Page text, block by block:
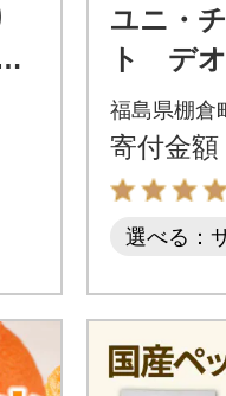
ユニ・
ト デ
かり超
イプ レ
枚
福島県棚倉
寄付金額
選べる：